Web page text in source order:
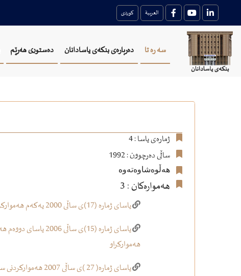
کوردی العربية
سه ره تا دەربارەی بنکەی یاسادانان دەستوری هەرێم
ژمارەی یاسا : 4
ساڵی دەرچوون : 1992
هەڵوەشاوەتەوە
هەموارەکان : 3
یاسای ژماره‌ (17)ی ساڵی 2000 یه‌كه‌م هه‌مواركردنی یاسای ژماره‌(4)ی ساڵی (1992)ی وه‌زاره‌تی په‌روه‌رده‌ی هه‌رێمی كوردستانی عێراق
هه‌مواركراو
یاسای ژماره‌( 27 )ی ساڵی 2007 هه‌مواركردنی سێیه‌می یاسای وه‌زاره‌تی په‌روه‌رده‌ی ژماره‌ (4)ی ساڵی 1992ی هه‌مواركراو